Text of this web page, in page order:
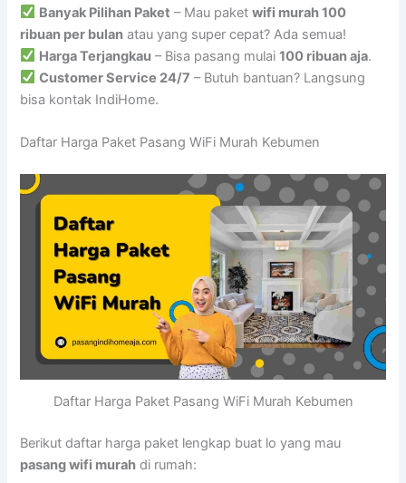
Banyak Pilihan Paket – Mau paketwifi murah 100
ribuan per bulan atau yang super cepat? Ada semua!
Harga Terjangkau – Bisa pasang mulai100 ribuan aja.
Customer Service 24/7 – Butuh bantuan? Langsung
bisa kontak IndiHome.
Daftar Harga Paket Pasang WiFi Murah Kebumen
Daftar Harga Paket Pasang WiFi Murah Kebumen
Berikut daftar harga paket lengkap buat lo yang mau
pasang wifi murah di rumah: